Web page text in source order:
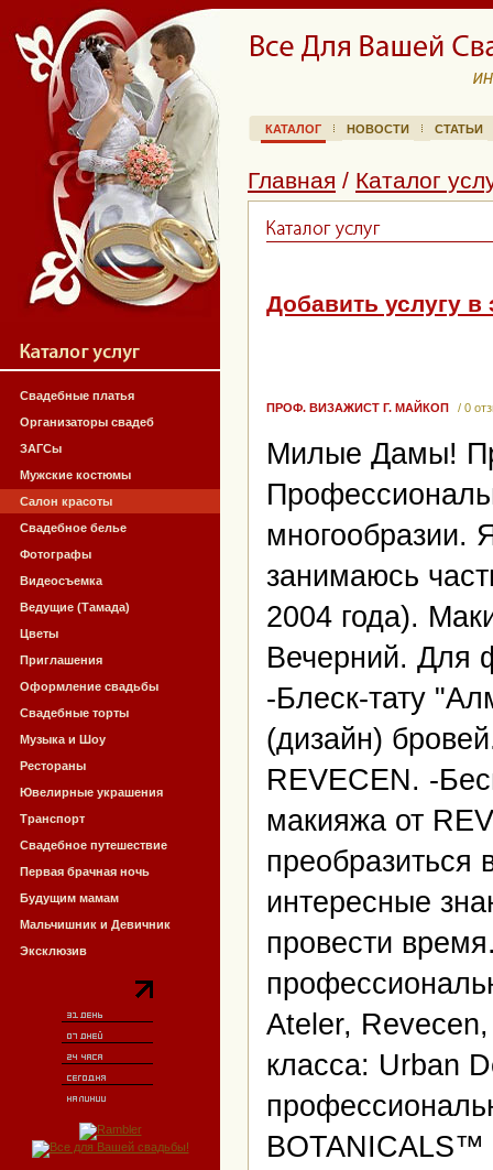
Свадебные платья
Организаторы свадеб
ЗАГСы
Мужские костюмы
Салон красоты
Свадебное белье
Фотографы
Видеосъемка
Ведущие (Тамада)
Цветы
Приглашения
Оформление свадьбы
Свадебные торты
Музыка и Шоу
Рестораны
Ювелирные украшения
Транспорт
Свадебное путешествие
Первая брачная ночь
Будущим мамам
Мальчишник и Девичник
Эксклюзив
КАТАЛОГ НОВОСТИ СТАТЬИ
Главная / Каталог
Добавить услугу в
ПРОФ. ВИЗАЖИСТ Г. МАЙКОП / 0
Милые Дамы!
многообразии.
занимаюсь
2004 года).
Вечерний. Для
-Блеск-тату
(дизайн)
REVECEN. -
макияжа от
преобразиться
интересные
провести
Ateler,
класса: Urban
BOTANICALS™